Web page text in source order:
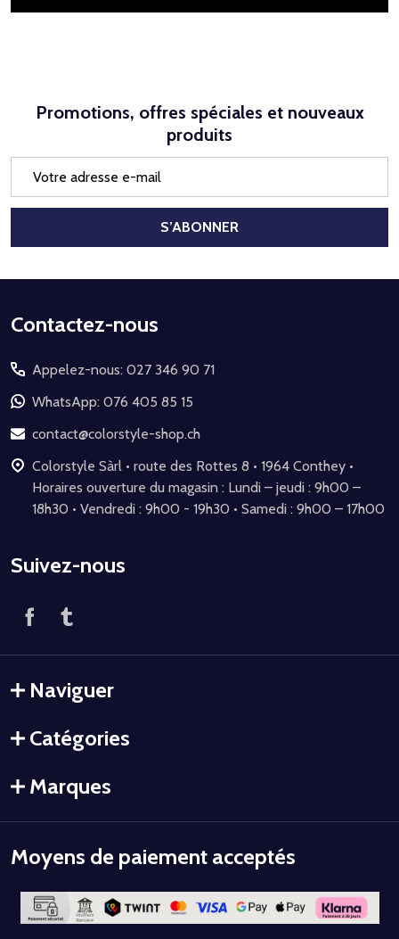
Promotions, offres spéciales et nouveaux
produits
mail
S’ABONNER
Début
pied
de
page
Contactez-nous
Appelez-nous: 027 346 90 71
WhatsApp: 076 405 85 15
contact@colorstyle-shop.ch
Colorstyle Sàrl • route des Rottes 8 • 1964 Conthey •
Horaires ouverture du magasin : Lundi – jeudi : 9h00 –
18h30 • Vendredi : 9h00 - 19h30 • Samedi : 9h00 – 17h00
Suivez-nous
Naviguer
Catégories
Marques
Moyens de paiement acceptés